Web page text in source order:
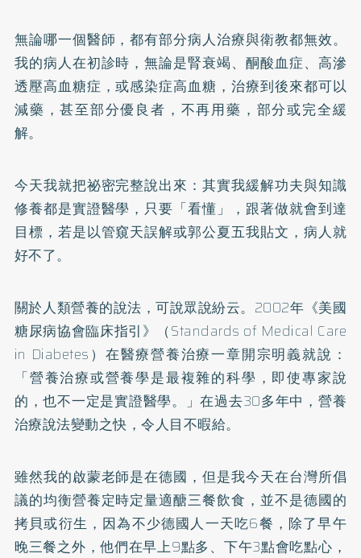
無論哪一個醫師，都有部分病人治療與衛教都無效。
我的病人在初診時，無論是腎衰竭、酮酸血症、高滲
透壓高血糖症，或感染症高血糖，治療到後來都可以
減藥，甚至部分優良者，不再用藥，部分或完全緩
解。
今天我就把祕密完整說出來：其實我緩解功夫與知識
修養都是實證醫學，只要「看懂」，跟著做就會到達
目標，若是以管窺天誤解或郭公夏五我貼文，病人就
好不了。
關於人類營養的說法，可說眾說紛云。2002年《美國
糖尿病協會臨床指引》（Standards of Medical Care
in Diabetes）在醫療營養治療一章開宗明義就說：
「營養治療或營養學是最複雜的科學，即使專家說
的，也不一定是實證醫學。」在過去30多年中，營養
治療說法變動之快，令人目不暇給。
雖然我的啟蒙老師是在德國，但是我今天在台灣所倡
議的均衡營養定時定量適醣三餐飲食，並不是德國的
拷貝或衍生，因為不少德國人一天吃6餐，除了早午
晚三餐之外，他們在早上9點多、下午3點會吃點心，